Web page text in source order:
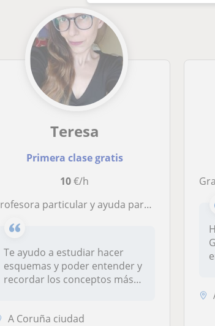
Teresa
Primera clase gratis
10€/h
Profesora particular y ayuda para memorizar tus apuntes
Te ayudo a estudiar hacer
esquemas y poder entender y
recordar los conceptos más
A Coruña ciudad